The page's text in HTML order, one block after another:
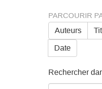
PARCOURIR
Auteurs
Date
Rechercher